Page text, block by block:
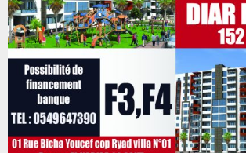
l
d
u
o
û
t